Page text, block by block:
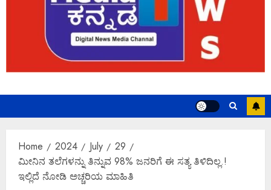
Home 2024 July
29
ಮೀನಿನ ತಲೆಗಳನ್ನು ತಿನ್ನುವ 98% ಜನರಿಗೆ ಈ ಸತ್ಯ ತಿಳಿದಿಲ್ಲ.!
ಇಲ್ಲಿದೆ ನೋಡಿ ಅಚ್ಚರಿಯ ಮಾಹಿತಿ